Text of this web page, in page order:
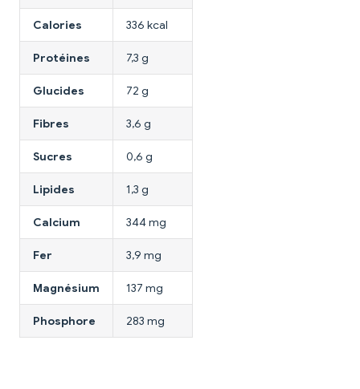
Calories 336 kcal
Protéines 7,3 g
Glucides 72 g
Fibres 3,6 g
Sucres 0,6 g
Lipides 1,3 g
Calcium 344 mg
Fer 3,9 mg
Magnésium 137 mg
Phosphore 283 mg